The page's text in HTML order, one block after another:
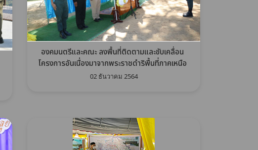
องคมนตรีและคณะ ลงพื้นที่ติดตามและขับเคลื่อน
โครงการอันเนื่องมาจากพระราชดำริพื้นที่ภาคเหนือ
02 ธันวาคม 2564